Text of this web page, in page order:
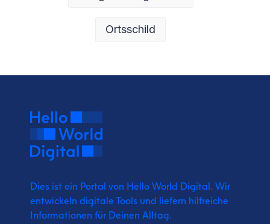
Ortsschild
Dies ist ein Portal von Hello World Digital. Wir
entwickeln digitale Tools und liefern hilfreiche
Informationen für Deinen Alltag.